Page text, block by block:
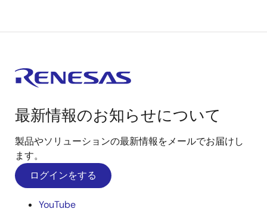
最新情報のお知らせについて
製品やソリューションの最新情報をメールでお届けし
ます。
ログインをする
YouTube